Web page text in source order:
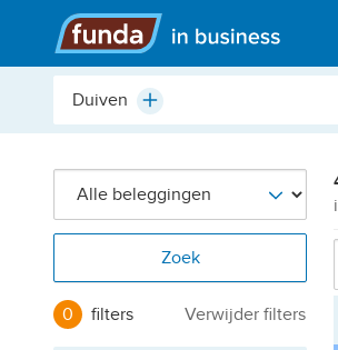
Hoofdmenu
Plaats,
etc.
Plus
Zoek
0 filters Verwijder filters